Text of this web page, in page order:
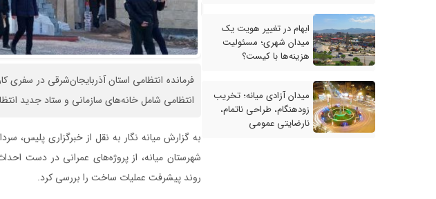
ابهام در تغییر هویت یک
میدان شهری؛ مسئولیت
هزینه‌ها با کیست؟
میدان آزادی میانه؛ تخریب
زودهنگام، طراحی ناتمام،
نارضایتی عمومی
فرمانده انتظامی استان آذربایجان‌شرقی در
انتظامی شامل خانه‌های سازمانی و ستاد جدید
به گزارش میانه نگار به نقل از خبرگزاری پلیس،
شهرستان میانه، از پروژه‌های عمرانی در دست
روند پیشرفت عملیات ساخت را بررسی کرد.